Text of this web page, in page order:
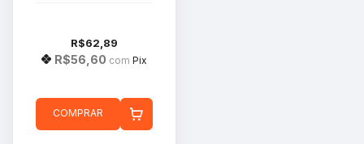
R$62,89
R$56,60 com Pix
COMPRAR